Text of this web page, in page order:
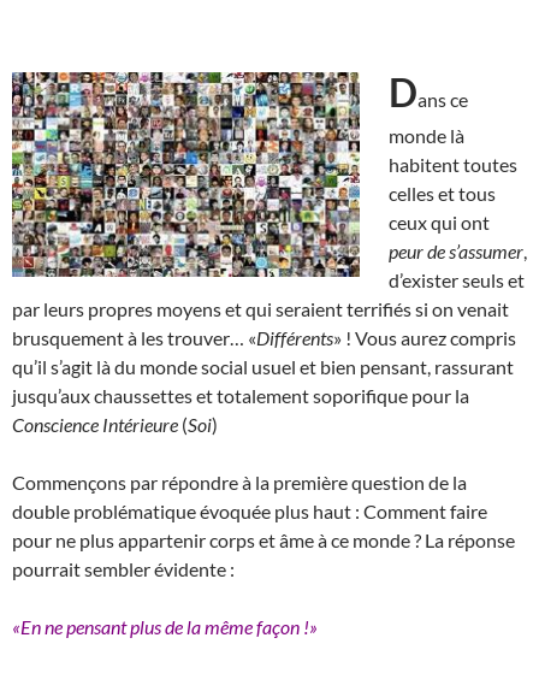
Dans ce
monde là
habitent toutes
celles et tous
ceux qui ont
peur de s’assumer
d’exister seuls et
par leurs propres moyens et qui seraient terrifiés si on venait
brusquement à les trouver… «Différents» ! Vous aurez compris
qu’il s’agit là du monde social usuel et bien pensant, rassurant
jusqu’aux chaussettes et totalement soporifique pour la
Conscience Intérieure (Soi)
Commençons par répondre à la première question de la
double problématique évoquée plus haut : Comment faire
pour ne plus appartenir corps et âme à ce monde ? La réponse
pourrait sembler évidente :
«En ne pensant plus de la même façon !»